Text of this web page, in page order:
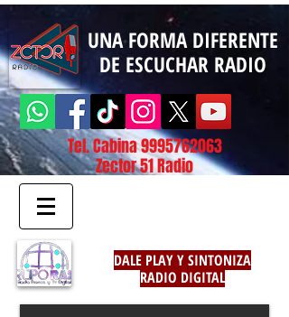
UNA FORMA DIFERENTE
DE ESCUCHAR RADIO
Tel. Cabina9995762063
Zector 51 Radio
DALE PLAY Y SINTONIZA
RADIO DIGITAL